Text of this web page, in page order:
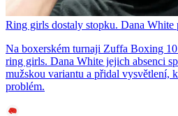
Ring girls dostaly stopku. Dana
Na boxerském turnaji Zuffa Boxing
ring girls. Dana White jejich absenci
mužskou variantu a přidal vysvětlení,
problém.